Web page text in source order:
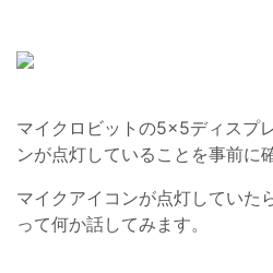
マイクロビットの5×5ディスプ
ンが点灯していることを事前に
マイクアイコンが点灯していた
って何か話してみます。